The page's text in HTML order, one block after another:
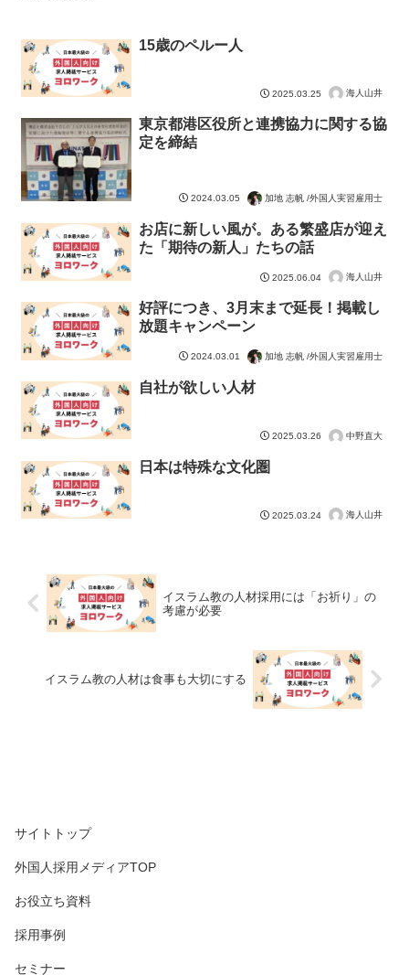
15歳のペルー人
2025.03.25 海人山井
東京都港区役所と連携協力に関する協
定を締結
2024.03.05 加地 志帆 /外国人実習雇用士
お店に新しい風が。ある繁盛店が迎え
た「期待の新人」たちの話
2025.06.04 海人山井
好評につき、3月末まで延長！掲載し
放題キャンペーン
2024.03.01 加地 志帆 /外国人実習雇用士
自社が欲しい人材
2025.03.26 中野直大
日本は特殊な文化圏
2025.03.24 海人山井
イスラム教の人材採用には「お祈り」の
考慮が必要
イスラム教の人材は食事も大切にする
サイトトップ
外国人採用メディアTOP
お役立ち資料
採用事例
セミナー